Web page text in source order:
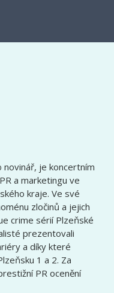
novinář, je koncertním
a marketingu ve
kraje. Ve své
zločinů a jejich
crime sérií Plzeňské
prezentovali
a díky které
1 a 2. Za
PR ocenění